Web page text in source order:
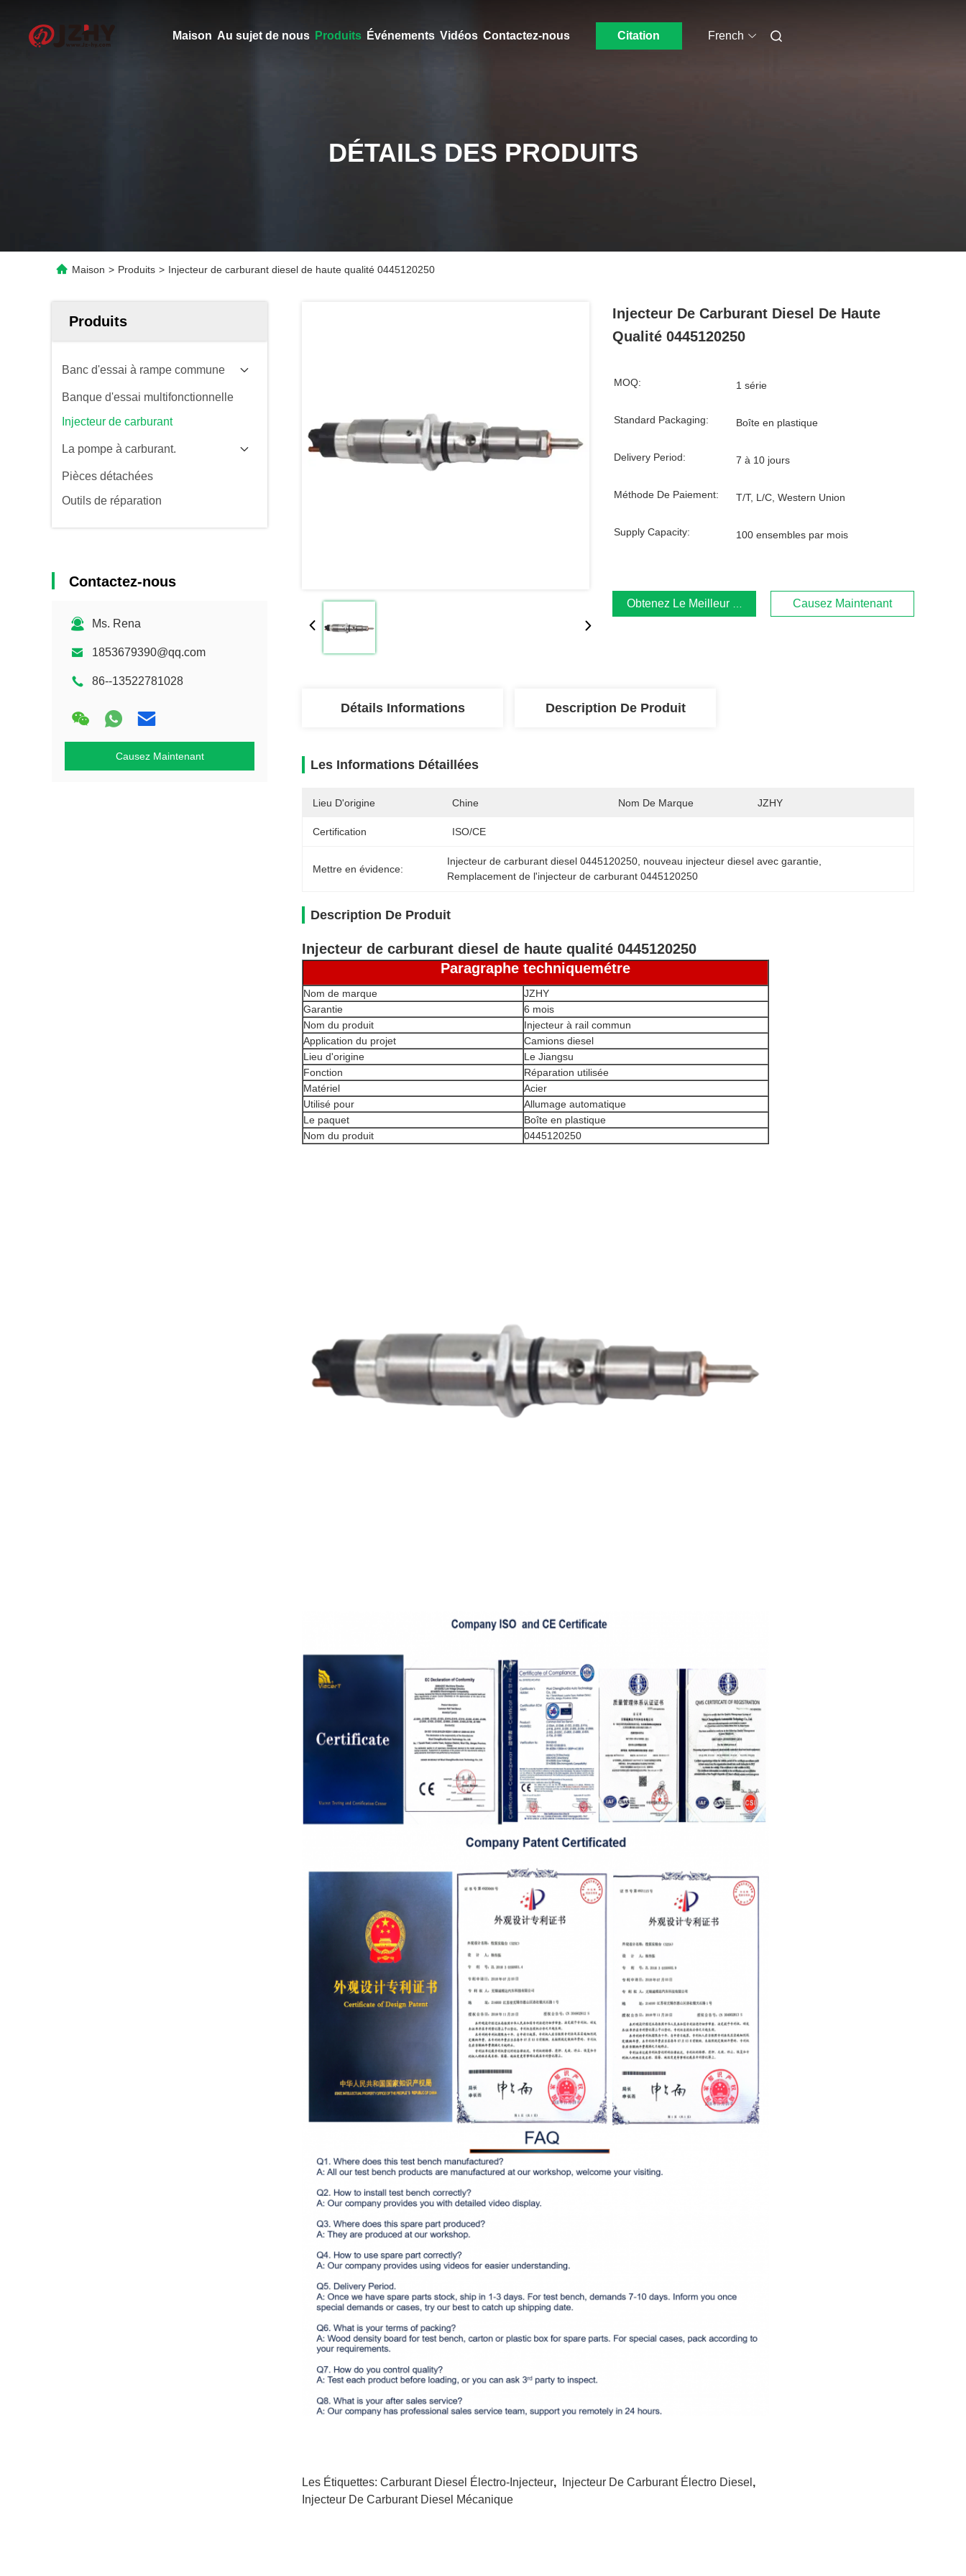
Maison Au sujet de nous Produits Événements Vidéos Contactez-nous Citation French
DÉTAILS DES PRODUITS
Maison > Produits > Injecteur de carburant diesel de haute qualité 0445120250
Produits
Banc d'essai à rampe commune
Banque d'essai multifonctionnelle
Injecteur de carburant
La pompe à carburant.
Pièces détachées
Outils de réparation
Contactez-nous
Ms. Rena
1853679390@qq.com
86--13522781028
Causez Maintenant
Injecteur De Carburant Diesel De Haute
Qualité 0445120250
MOQ: 1 série
Standard Packaging: Boîte en plastique
Delivery Period: 7 à 10 jours
Méthode De Paiement: T/T, L/C, Western Union
Supply Capacity: 100 ensembles par mois
Obtenez Le Meilleur Prix Causez Maintenant
Détails Informations Description De Produit
Les Informations Détaillées
Lieu D'origine Chine Nom De Marque JZHY
Certification ISO/CE
Mettre en évidence:
Injecteur de carburant diesel 0445120250 nouveau injecteur diesel avec garantie
Remplacement de l'injecteur de carburant 0445120250
Description De Produit
Injecteur de carburant diesel de haute qualité 0445120250
Paragraphe techniquemétre
Nom de marque
JZHY
Garantie
6 mois
Nom du produit
Injecteur à rail commun
Application du projet
Camions diesel
Lieu d'origine
Le Jiangsu
Fonction
Réparation utilisée
Matériel
Acier
Utilisé pour
Allumage automatique
Le paquet
Boîte en plastique
Nom du produit
0445120250
Les Étiquettes: Carburant Diesel Électro-Injecteur, Injecteur De Carburant Électro Diesel ,
Injecteur De Carburant Diesel Mécanique